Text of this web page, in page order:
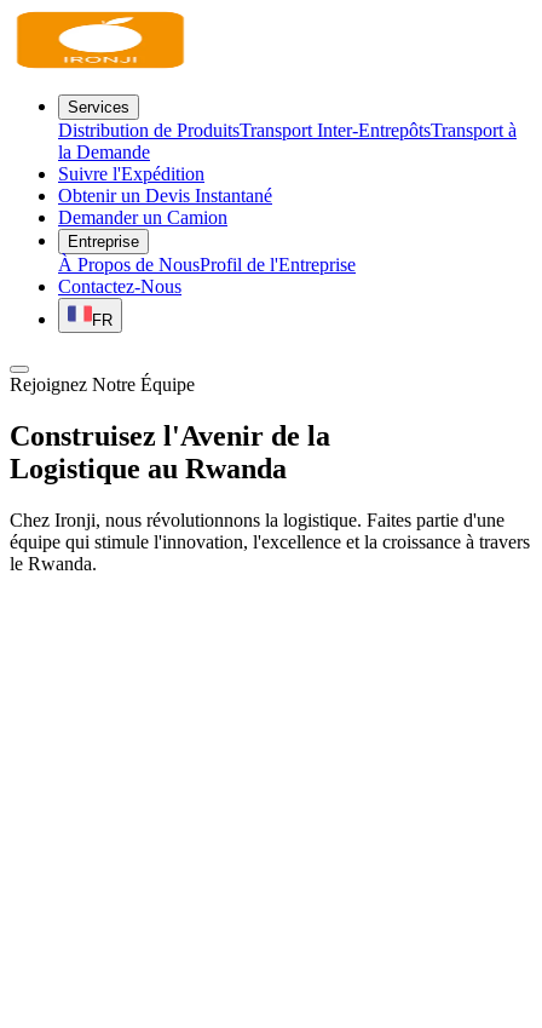
Services
Distribution de ProduitsTransport Inter-EntrepôtsTransport à
la Demande
Suivre l'Expédition
Obtenir un Devis Instantané
Demander un Camion
Entreprise
À Propos de NousProfil de l'Entreprise
Contactez-Nous
FR
Rejoignez Notre Équipe
Construisez l'Avenir de la
Logistique au Rwanda
Chez Ironji, nous révolutionnons la logistique. Faites partie d'une
équipe qui stimule l'innovation, l'excellence et la croissance à travers
le Rwanda.